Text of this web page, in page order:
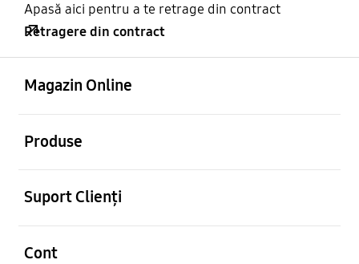
Apasă aici pentru a te retrage din contract
Retragere din contract
Magazin Online
Produse
Suport Clienți
Cont